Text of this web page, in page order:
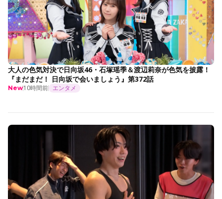
大人の色気対決で日向坂46・石塚瑶季＆渡辺莉奈が色気を披露！
『まだまだ！ 日向坂で会いましょう』第372話
New10時間前 エンタメ